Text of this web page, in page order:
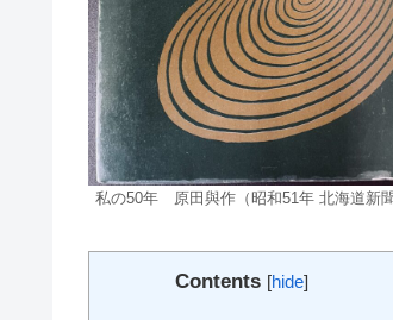
私の50年 原田與作（昭和51年 北海道新聞
Contents [hide]